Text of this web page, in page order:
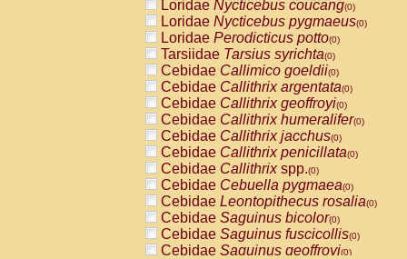
Loridae Nycticebus coucang(0)
Loridae Nycticebus pygmaeus(0)
Loridae Perodicticus potto(0)
Tarsiidae Tarsius syrichta(0)
Cebidae Callimico goeldii(0)
Cebidae Callithrix argentata(0)
Cebidae Callithrix geoffroyi(0)
Cebidae Callithrix humeralifer(0)
Cebidae Callithrix jacchus(0)
Cebidae Callithrix penicillata(0)
Cebidae Callithrixspp.(0)
Cebidae Cebuella pygmaea(0)
Cebidae Leontopithecus rosalia(0)
Cebidae Saguinus bicolor(0)
Cebidae Saguinus fuscicollis(0)
Cebidae Saguinus geoffroyi(0)